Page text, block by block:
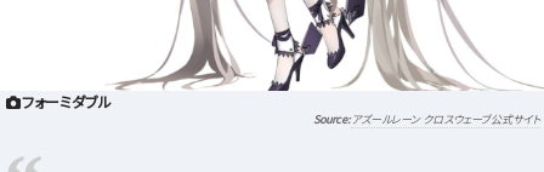
フォーミダブル
アズールレーン クロスウェーブ公式サイト